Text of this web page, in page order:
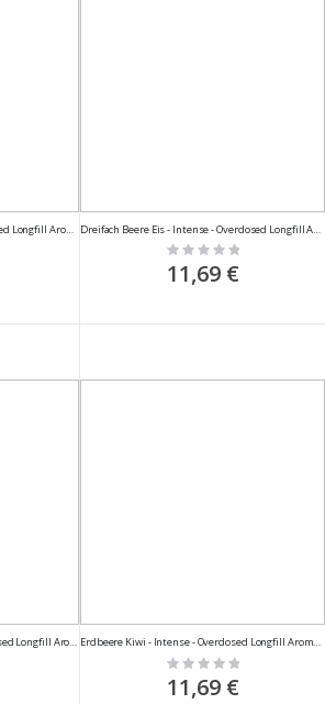
Brombeer Limo - Intense - Overdosed Longfill Aroma - 10ml
Rating:
0%
11,69 €
Dreifach Melone - Intense - Overdosed Longfill Aroma - 10ml Erdbeere Kiwi - Intense - Overdosed Longfill Aroma - 10ml
Rating:
0%
11,69 €